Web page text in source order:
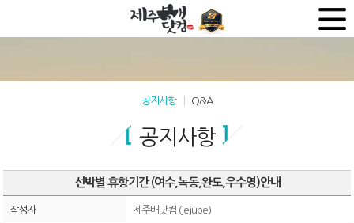
공지사항 Q&A
공지사항
선박별 휴항기간 (여수,녹동,완도,우수영)안내
작성자 제주배닷컴 (jejube)